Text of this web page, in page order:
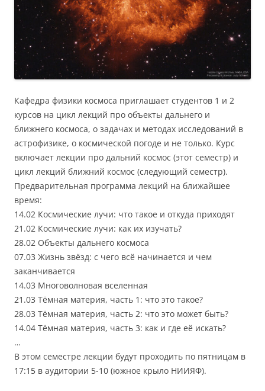
Кафедра физики космоса приглашает студентов 1 и 2
курсов на цикл лекций про объекты дальнего и
ближнего космоса, о задачах и методах исследований в
астрофизике, о космической погоде и не только. Курс
включает лекции про дальний космос (этот семестр) и
цикл лекций ближний космос (следующий семестр).
Предварительная программа лекций на ближайшее
время:
14.02 Космические лучи: что такое и откуда приходят
21.02 Космические лучи: как их изучать?
28.02 Объекты дальнего космоса
07.03 Жизнь звёзд: с чего всё начинается и чем
заканчивается
14.03 Многоволновая вселенная
21.03 Тёмная материя, часть 1: что это такое?
28.03 Тёмная материя, часть 2: что это может быть?
14.04 Тёмная материя, часть 3: как и где её искать?
…
В этом семестре лекции будут проходить по пятницам в
17:15 в аудитории 5-10 (южное крыло НИИЯФ).